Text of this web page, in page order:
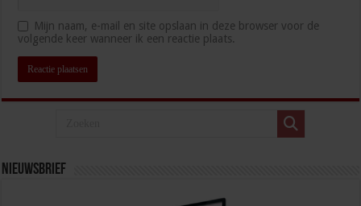
Mijn naam, e-mail en site opslaan in deze browser voor de
volgende keer wanneer ik een reactie plaats.
Nieuwsbrief